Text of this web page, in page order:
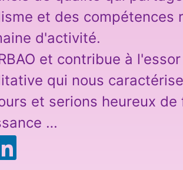
et des compétences
d'activité.
et contribue à
qui nous
et serions heureux
…